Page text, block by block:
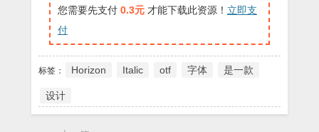
您需要先支付 0.3元 才能下载此资源！ 立即支
付
标签： Horizon Italic otf 字体 是一款
设计